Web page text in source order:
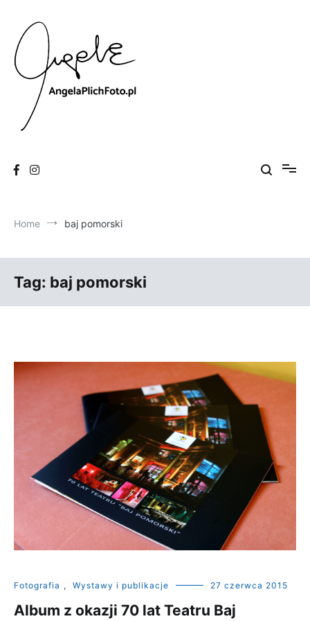
content
Home baj pomorski
Tag: baj pomorski
Fotografia , Wystawy i publikacje 27 czerwca 2015
Album z okazji 70 lat Teatru Baj